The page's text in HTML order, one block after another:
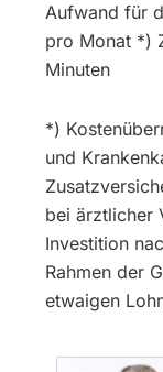
Aufwand für
pro Monat *)
Minuten
*)
und
bei ärztlicher
Investition
Rahmen der
etwaigen